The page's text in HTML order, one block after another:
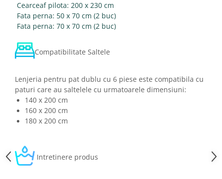
Cearceaf pilota: 200 x 230 cm
Fata perna: 50 x 70 cm (2 buc)
Fata perna: 70 x 70 cm (2 buc)
Compatibilitate Saltele
Lenjeria pentru pat dublu cu 6 piese este compatibila cu
paturi care au saltelele cu urmatoarele dimensiuni:
140 x 200 cm
160 x 200 cm
180 x 200 cm
Intretinere produs